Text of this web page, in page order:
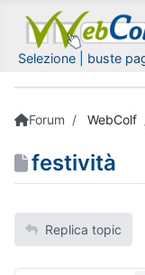
Selezione | buste
Forum WebColf
festività
Replica topic